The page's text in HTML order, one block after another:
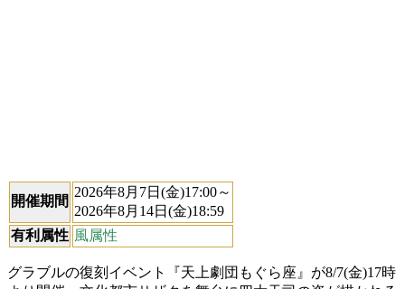
開催期間
2026年8月7日(金)17:00～
2026年8月14日(金)18:59
有利属性 風属性
グラブルの復刻イベント『天上劇団もぐら座』が8/7(金)17時